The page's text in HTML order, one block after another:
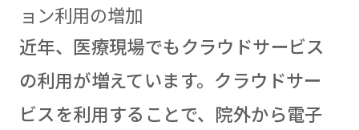
ョン利用の増加
近年、医療現場でもクラウドサービス
の利用が増えています。クラウドサー
ビスを利用することで、院外から電子